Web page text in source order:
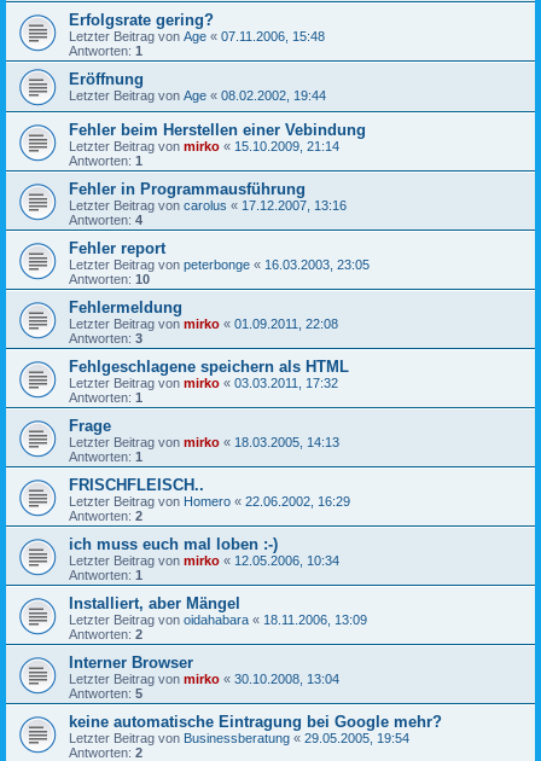
Erfolgsrate gering?
Letzter Beitrag von Age « 07.11.2006, 15:48
Antworten: 1
Eröffnung
Letzter Beitrag von Age « 08.02.2002, 19:44
Fehler beim Herstellen einer Vebindung
Letzter Beitrag von mirko « 15.10.2009, 21:14
Antworten: 1
Fehler in Programmausführung
Letzter Beitrag von carolus « 17.12.2007, 13:16
Antworten: 4
Fehler report
Letzter Beitrag von peterbonge « 16.03.2003, 23:05
Antworten: 10
Fehlermeldung
Letzter Beitrag von mirko « 01.09.2011, 22:08
Antworten: 3
Fehlgeschlagene speichern als HTML
Letzter Beitrag von mirko « 03.03.2011, 17:32
Antworten: 1
Frage
Letzter Beitrag von mirko « 18.03.2005, 14:13
Antworten: 1
FRISCHFLEISCH..
Letzter Beitrag von Homero « 22.06.2002, 16:29
Antworten: 2
ich muss euch mal loben :-)
Letzter Beitrag von mirko « 12.05.2006, 10:34
Antworten: 1
Installiert, aber Mängel
Letzter Beitrag von oidahabara « 18.11.2006, 13:09
Antworten: 2
Interner Browser
Letzter Beitrag von mirko « 30.10.2008, 13:04
Antworten: 5
keine automatische Eintragung bei Google mehr?
Letzter Beitrag von Businessberatung « 29.05.2005, 19:54
Antworten: 2